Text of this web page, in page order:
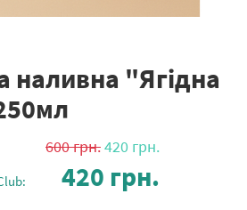
наливна "Ягідна
600грн.420 грн.
420 грн.